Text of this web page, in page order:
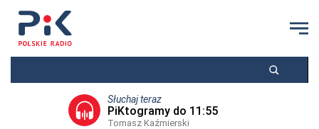
Słuchaj teraz
PiKtogramy do 11:55
Tomasz Kaźmierski